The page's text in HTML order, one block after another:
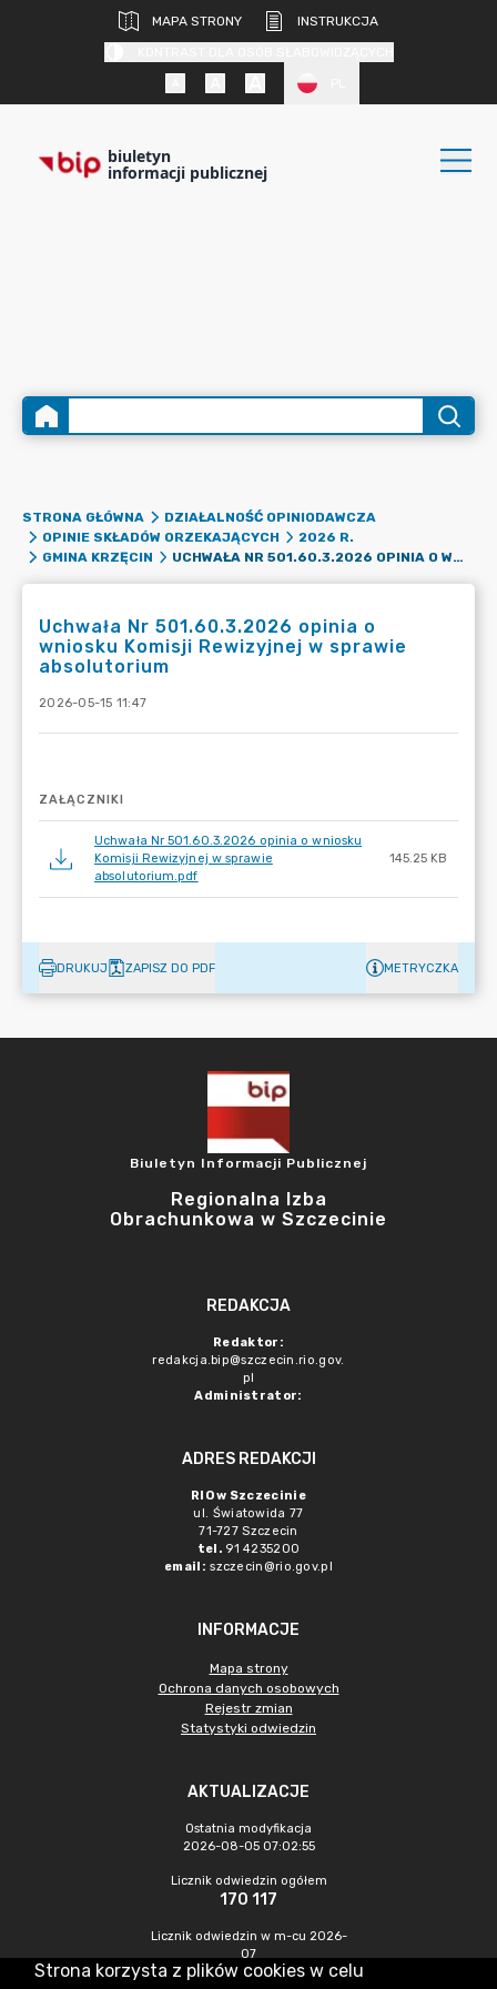
MAPA STRONY
INSTRUKCJA
biuletyn
informacji publicznej
STRONA GŁÓWNA
DZIAŁALNOŚĆ OPINIODAWCZA
OPINIE SKŁADÓW ORZEKAJĄCYCH
2026 R.
GMINA KRZĘCIN
UCHWAŁA NR 501.60.3.2026 OPINIA O WNIOSKU KOMISJI REWIZYJNEJ W SPRAWIE ABSOLUTORIUM
Uchwała Nr 501.60.3.2026 opinia o
wniosku Komisji Rewizyjnej w sprawie
absolutorium
2026-05-15 11:47
ZAŁĄCZNIKI
Uchwała Nr 501.60.3.2026 opinia o wniosku
Komisji Rewizyjnej w sprawie
absolutorium.pdf
145.25 KB
DRUKUJ ZAPISZ DO PDF METRYCZKA
Biuletyn Informacji Publicznej
Regionalna Izba
Obrachunkowa w Szczecinie
REDAKCJA
Redaktor:
redakcja.bip@szczecin.rio.gov.
pl
Administrator:
ADRES REDAKCJI
RIO w Szczecinie
ul. Światowida 77
71-727 Szczecin
tel. 91 4235200
email: szczecin@rio.gov.pl
INFORMACJE
Mapa strony
Ochrona danych osobowych
Rejestr zmian
Statystyki odwiedzin
AKTUALIZACJE
Ostatnia modyfikacja
2026-08-05 07:02:55
Licznik odwiedzin ogółem
170 117
Licznik odwiedzin w m-cu 2026-
07
345
Strona korzysta z plików cookies w celu